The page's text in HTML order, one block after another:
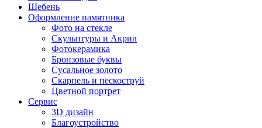
Щебень
Оформление памятника
Фото на стекле
Скульптуры и Акрил
Фотокерамика
Бронзовые буквы
Сусальное золото
Скарпель и пескоструй
Цветной портрет
Сервис
3D дизайн
Благоустройство